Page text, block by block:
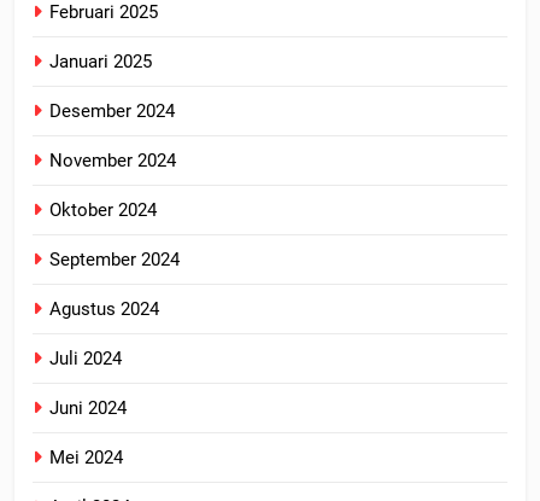
Februari 2025
Januari 2025
Desember 2024
November 2024
Oktober 2024
September 2024
Agustus 2024
Juli 2024
Juni 2024
Mei 2024